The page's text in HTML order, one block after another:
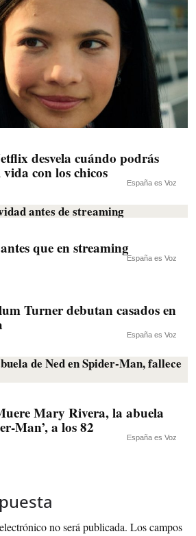
desvela cuándo podrás
con los chicos
España es Voz
que en streaming
España es Voz
Turner debutan casados en
España es Voz
Mary Rivera, la abuela
Man’, a los 82
España es Voz
no será publicada. Los campos